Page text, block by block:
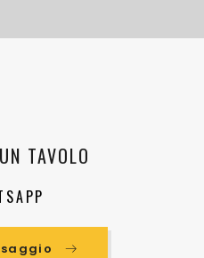
TAVOLO